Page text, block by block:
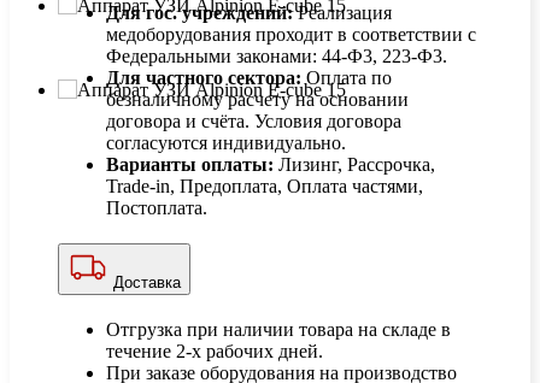
Для гос. учреждений:Реализация
медоборудования проходит в соответствии с
Федеральными законами: 44-Ф3, 223-Ф3.
Для частного сектора: Оплата по
безналичному расчету на основании
договора и счёта. Условия договора
согласуются индивидуально.
Варианты оплаты: Лизинг, Рассрочка,
Trade-in, Предоплата, Оплата частями,
Постоплата.
Доставка
Отгрузка при наличии товара на складе в
течение 2-х рабочих дней.
При заказе оборудования на производство